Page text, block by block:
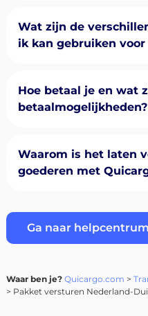
Wat zijn de
ik kan gebruiken
Hoe betaal je en wat
betaalmogelijkheden?
Waarom is het laten
goederen met
Ga naar helpcentrum
Waar ben je? Quicargo.com >
> Pakket versturen Nederland-